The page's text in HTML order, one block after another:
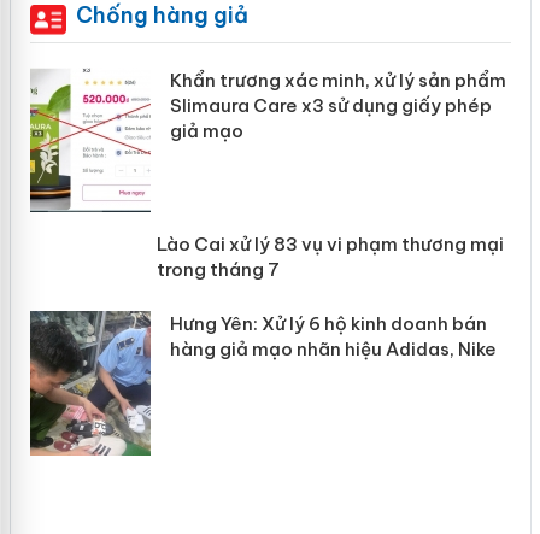
Chống hàng giả
Khẩn trương xác minh, xử lý sản phẩm
Slimaura Care x3 sử dụng giấy phép
giả mạo
Lào Cai xử lý 83 vụ vi phạm thương
mại trong tháng 7